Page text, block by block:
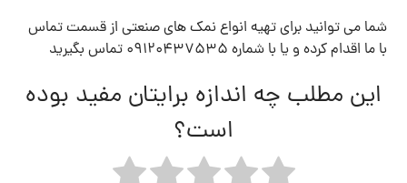
شما می توانید برای تهیه انواع نمک های صنعتی از قسمت تماس
با ما اقدام کرده و یا با شماره 09120437535 تماس بگیرید
این مطلب چه اندازه برایتان مفید بوده
است؟